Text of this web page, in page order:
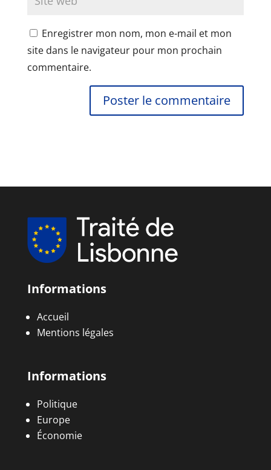
Enregistrer mon nom, mon e-mail et mon
site dans le navigateur pour mon prochain
commentaire.
Informations
Accueil
Mentions légales
Informations
Politique
Europe
Économie